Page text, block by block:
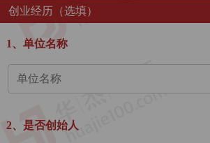
创业经历（选填）
1、单位名称
2、是否创始人